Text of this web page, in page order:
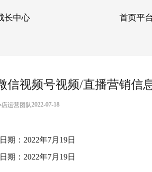
长中心 首页平
信视频号视频/直播营销信
运营团队2022-07-18
期：2022年7月19日
期：2022年7月19日